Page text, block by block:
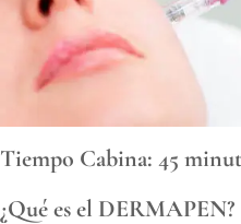
Tiempo Cabina: 45
¿Qué es el DERMAPEN?